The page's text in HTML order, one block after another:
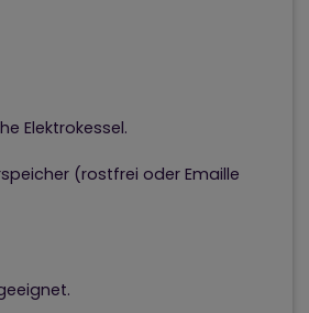
Elektrokessel.
(rostfrei oder Emaille